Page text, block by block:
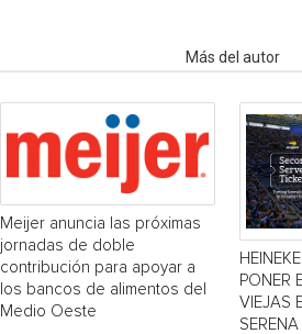
Más del autor
Meijer anuncia las próximas
jornadas de doble
contribución para apoyar a
los bancos de alimentos del
Medio Oeste
PONER
VIEJAS
SERENA